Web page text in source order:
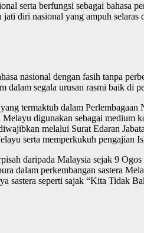
serta berfungsi sebagai bahasa
diri nasional yang ampuh
nasional dengan fasih tanpa
dalam segala urusan rasmi baik di
termaktub dalam
digunakan sebagai
melalui Surat Edaran
serta memperkukuh pengajian
daripada Malaysia sejak 9
dalam perkembangan sastera
sastera seperti sajak “Kita Tidak